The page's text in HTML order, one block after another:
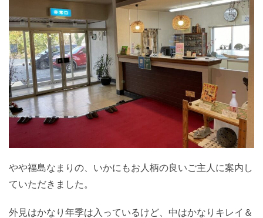
やや福島なまりの、いかにもお人柄の良いご主人に案内し
ていただきました。
外見はかなり年季は入っているけど、中はかなりキレイ＆